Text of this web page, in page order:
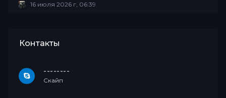
16 июля 2026 г, 06:39
Контакты
--------
Скайп